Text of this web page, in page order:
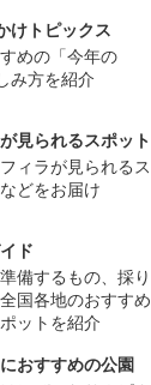
けトピックス
めの「今年の
み方を紹介
見られるスポット
ィラが見られるス
どをお届け
ド
備するもの、採り
国各地のおすすめ
ットを紹介
おすすめの公園